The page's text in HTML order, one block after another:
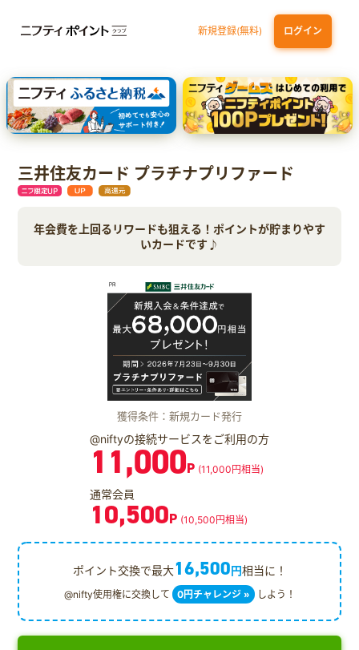
新規登録(無料) ログイン
dカード 九州カードNEXT JCB ORIGINAL SERIES：JCBカード S
三井住友カード ゴールド（NL）（家族カード発行）
【実質初月無料】DMM | Disney+(ディズニープラス) セットプラン
三井住友カード プラチナプリファード
年会費を上回るリワードも狙える！ポイントが貯まりやす
いカードです♪
獲得条件：新規カード発行
@niftyの接続サービスをご利用の方
11,000P (11,000円相当)
通常会員
10,500P (10,500円相当)
ポイント交換で最大16,500円相当に！
@nifty使用権に交換して 0円チャレンジ » しよう！